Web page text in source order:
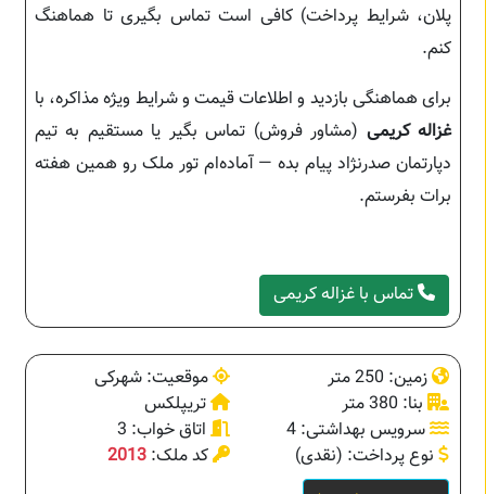
پلان، شرایط پرداخت) کافی است تماس بگیری تا هماهنگ
کنم.
برای هماهنگی بازدید و اطلاعات قیمت و شرایط ویژه مذاکره، با
غزاله کریمی (مشاور فروش) تماس بگیر یا مستقیم به تیم
دپارتمان صدرنژاد پیام بده — آماده‌ام تور ملک رو همین هفته
برات بفرستم.
تماس با غزاله کریمی
زمین: 250 متر
موقعیت: شهرکی
بنا: 380 متر
تریپلکس
سرویس بهداشتی: 4
اتاق خواب: 3
نوع پرداخت: (نقدی)
کد ملک: 2013